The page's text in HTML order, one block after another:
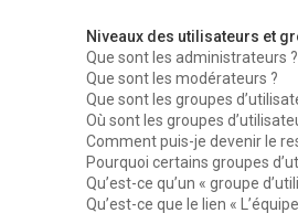
Niveaux des utilisateurs et
Que sont les administrateurs ?
Que sont les modérateurs ?
Que sont les groupes
Où sont les groupes
Comment puis-je devenir le
Pourquoi certains groupes
Qu’est-ce qu’un « groupe
Qu’est-ce que le lien «